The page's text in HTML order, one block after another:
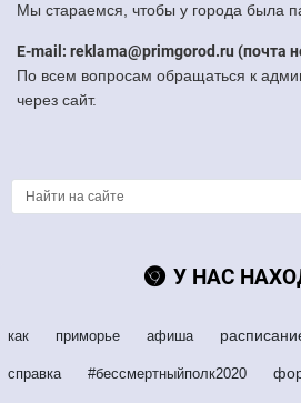
Мы стараемся, чтобы у города была
E-mail: reklama@primgorod.ru (почта
По всем вопросам обращаться к
через сайт.
У НАС
как приморье афиша
справка #бессмертныйполк2020